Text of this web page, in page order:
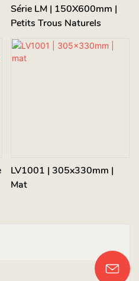
Série LM | 150X600mm |
Petits Trous Naturels
LV1001 | 305x330mm |
Mat